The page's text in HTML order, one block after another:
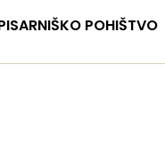
POHIŠTVO